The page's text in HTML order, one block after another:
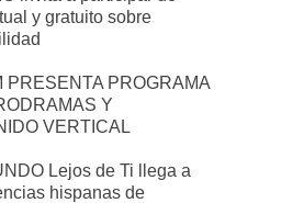
y gratuito sobre
PRESENTA PROGRAMA
Y
VERTICAL
Lejos de Ti llega a
hispanas de